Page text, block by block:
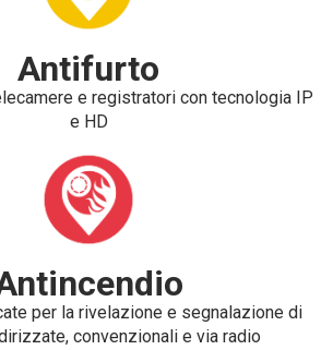
Antifurto
e registratori con tecnologia IP
e HD
per la rivelazione e segnalazione di
convenzionali e via radio